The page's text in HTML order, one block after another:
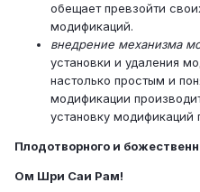
обещает превзойти
модификаций.
внедрение механизма
установки и удаления
настолько простым и
модификации
установку модификаций
Плодотворного и
Ом Шри Саи Рам!